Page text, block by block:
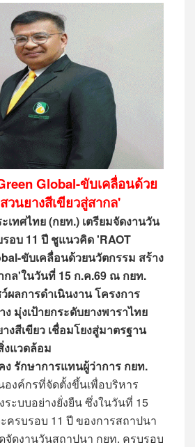
Global-ขับเคลื่อนด้วย
วนยางสีเขียวสู่สากล'
ทศไทย (กยท.) เตรียมจัดงานวัน
อบ 11 ปี ชูแนวคิด 'RAOT
ขับเคลื่อนด้วยนวัตกรรม สร้าง
กล'ในวันที่ 15 ก.ค.69 ณ กยท.
ลการดำเนินงาน โครงการ
มุ่งเป้ายกระดับยางพาราไทย
งสีเขียว เชื่อมโยงสู่มาตรฐาน
งแวดล้อม
รักษาการแทนผู้ว่าการ กยท.
องค์กรที่จัดตั้งขึ้นเพื่อบริหาร
ระบบอย่างยั่งยืน ซึ่งในวันที่ 15
ครบรอบ 11 ปี ของการสถาปนา
จัดงานวันสถาปนา กยท. ครบรอบ